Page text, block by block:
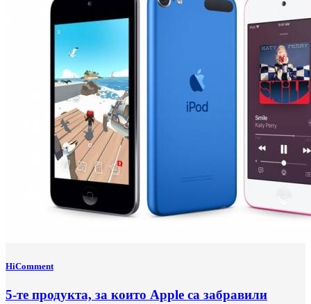
HiComment
5-те продукта, за които Apple са забравили